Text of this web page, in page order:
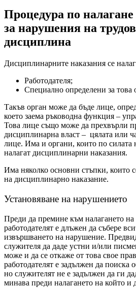
Процедура по
за нарушения на
дисциплина
Дисциплинарните наказания се
Работодателя;
Специално определени за това
Такъв орган може да бъде лице,
което заема ръководна функция –
Това лице също може да прехвърли
дисциплинарна власт – цялата или
лице. Има и органи, които по силата
налагат дисциплинарни наказания.
Има няколко основни стъпки, които
на дисциплинарно наказание.
Установяване на нарушението
Преди да премине към налагането на
работодателят е длъжен да събере
извършването на нарушение.
служителя да даде устни и/или
може и да се откаже от това свое
работодателят е задължен да поиска
но служителят не е задължен да ги
минава преди налагането на който